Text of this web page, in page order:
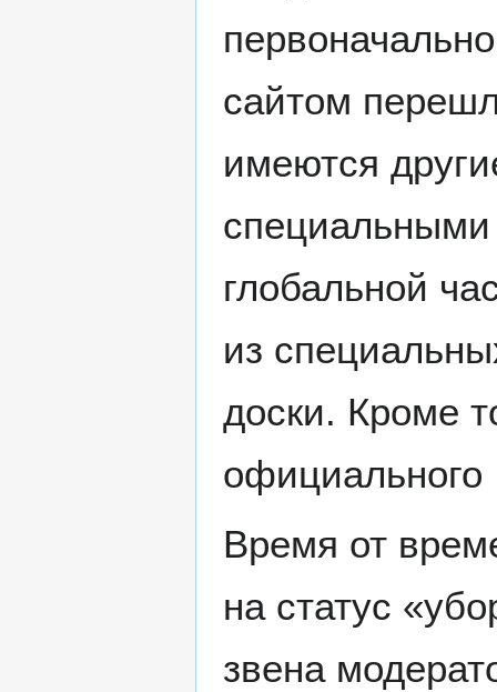
сайтом
имеются
глобальной
из
доски. Кроме
официального
Время от
на статус
звена